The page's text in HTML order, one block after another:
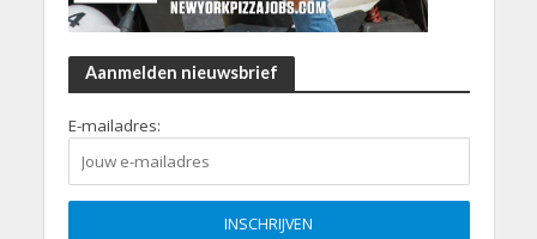
Aanmelden nieuwsbrief
E-mailadres: